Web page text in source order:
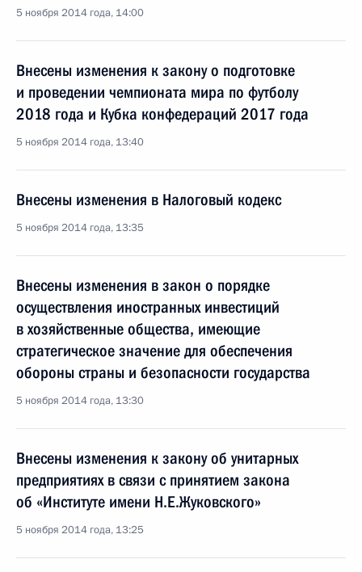
5 ноября 2014 года, 14:00
Внесены изменения к закону о подготовке
и проведении чемпионата мира по футболу
2018 года и Кубка конфедераций 2017 года
5 ноября 2014 года, 13:40
Внесены изменения в Налоговый кодекс
5 ноября 2014 года, 13:35
Внесены изменения в закон о порядке
осуществления иностранных инвестиций
в хозяйственные общества, имеющие
стратегическое значение для обеспечения
обороны страны и безопасности государства
5 ноября 2014 года, 13:30
Внесены изменения к закону об унитарных
предприятиях в связи с принятием закона
об «Институте имени Н.Е.Жуковского»
5 ноября 2014 года, 13:25